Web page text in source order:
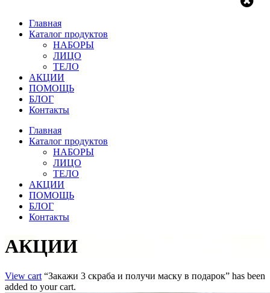
Главная
Каталог продуктов
НАБОРЫ
ЛИЦО
ТЕЛО
АКЦИИ
ПОМОЩЬ
БЛОГ
Контакты
Главная
Каталог продуктов
НАБОРЫ
ЛИЦО
ТЕЛО
АКЦИИ
ПОМОЩЬ
БЛОГ
Контакты
АКЦИИ
View cart “Закажи 3 скраба и получи маску в подарок” has been
added to your cart.